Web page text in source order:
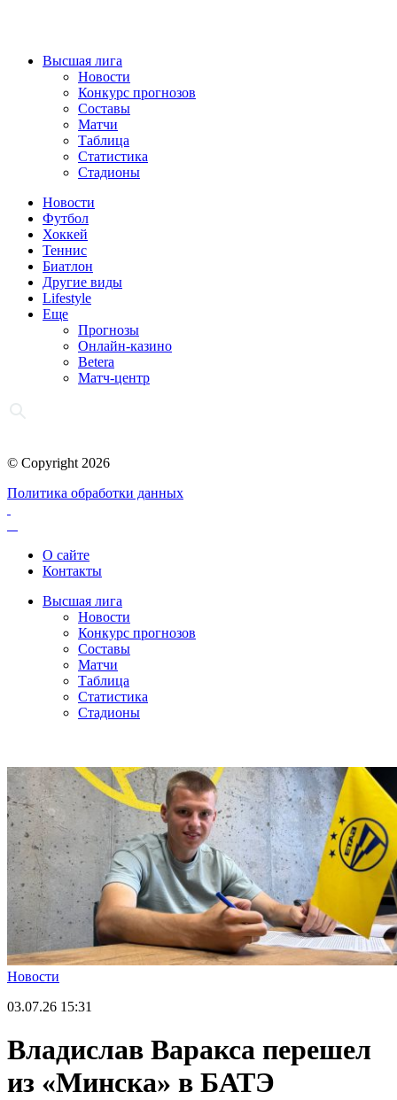
Высшая лига
Новости
Конкурс прогнозов
Составы
Матчи
Таблица
Статистика
Стадионы
Новости
Футбол
Хоккей
Теннис
Биатлон
Другие виды
Lifestyle
Еще
Прогнозы
Онлайн-казино
Betera
Матч-центр
© Copyright 2026
Политика обработки данных
О сайте
Контакты
Высшая лига
Новости
Конкурс прогнозов
Составы
Матчи
Таблица
Статистика
Стадионы
Новости
03.07.26 15:31
Владислав Варакса перешел
из «Минска» в БАТЭ